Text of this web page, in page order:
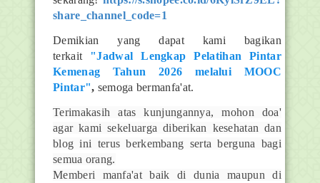
share_channel_code=1
Demikian yang dapat kami bagikan
terkait
"Jadwal Lengkap Pelatihan Pintar
Kemenag Tahun 2026 melalui MOOC
Pintar", semoga bermanfa'at.
Terimakasih atas kunjungannya, mohon doa'
agar kami sekeluarga diberikan kesehatan dan
blog ini terus berkembang serta berguna bagi
semua orang.
Memberi manfa'at baik di dunia maupun di